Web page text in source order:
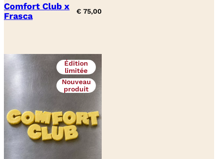
Comfort Club x
Frasca
€ 75,00
Édition
limitée
Nouveau
produit